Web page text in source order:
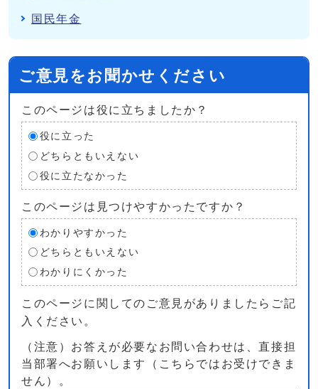
国民年金
ご意見をお聞かせください
このページは役に立ちましたか？
役に立った
どちらともいえない
役に立たなかった
このページは見つけやすかったですか？
わかりやすかった
どちらともいえない
わかりにくかった
このページに関してのご意見がありましたらご記
入ください。
（注意）お答えが必要なお問い合わせは、直接担
当部署へお願いします（こちらではお受けできま
せん）。